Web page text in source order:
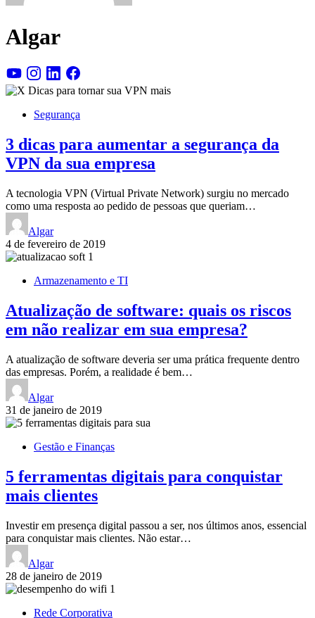
Algar
youtubeinstagram
linkedin
Segurança
3 dicas para aumentar a segurança da
VPN da sua empresa
A tecnologia VPN (Virtual Private Network) surgiu no mercado
como uma resposta ao pedido de pessoas que queriam…
Algar
4 de fevereiro de 2019
Armazenamento e TI
Atualização de software: quais os riscos
em não realizar em sua empresa?
A atualização de software deveria ser uma prática frequente dentro
das empresas. Porém, a realidade é bem…
Algar
31 de janeiro de 2019
Gestão e Finanças
5 ferramentas digitais para conquistar
mais clientes
Investir em presença digital passou a ser, nos últimos anos, essencial
para conquistar mais clientes. Não estar…
Algar
28 de janeiro de 2019
Rede Corporativa